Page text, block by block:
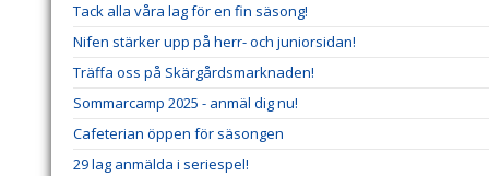
Tack alla våra lag för en fin säsong!
Nifen stärker upp på herr- och juniorsidan!
Träffa oss på Skärgårdsmarknaden!
Sommarcamp 2025 - anmäl dig nu!
Cafeterian öppen för säsongen
29 lag anmälda i seriespel!